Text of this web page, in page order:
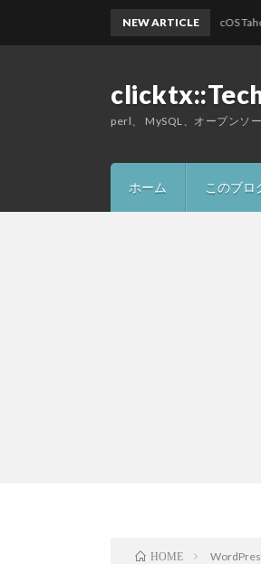
perl、 MySQL、オープンソ
ホーム このブロ
NEW ARTICLE
macOS Tahoeにしたら
HOME